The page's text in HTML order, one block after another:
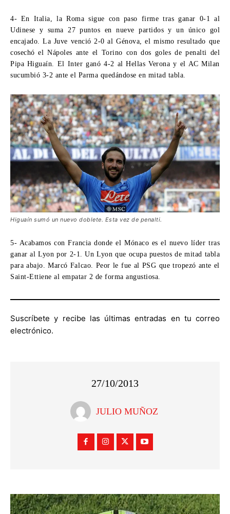
4- En Italia, la Roma sigue con paso firme tras ganar 0-1 al
Udinese y suma 27 puntos en nueve partidos y un único gol
encajado. La Juve venció 2-0 al Génova, el mismo resultado que
cosechó el Nápoles ante el Torino con dos goles de penalti del
Pipa Higuaín. El Inter ganó 4-2 al Hellas Verona y el AC Milan
sucumbió 3-2 ante el Parma quedándose en mitad tabla.
Higuaín sumó un nuevo doblete. Esta vez de penalti.
5- Acabamos con Francia donde elMónaco es el nuevo líder tras
ganar al Lyon por 2-1. Un Lyon que ocupa puestos de mitad tabla
para abajo. Marcó Falcao. Peor le fue al PSG que tropezó ante el
Saint-Ettiene al empatar 2 de forma angustiosa.
Suscríbete y recibe las últimas entradas en tu correo
electrónico.
27/10/2013
JULIO MUÑOZ